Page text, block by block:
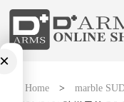
Home> marble
×